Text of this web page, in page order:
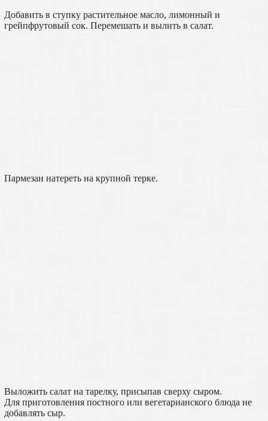
Добавить в ступку растительное масло, лимонный и
грейпфрутовый сок. Перемешать и вылить в салат.
Пармезан натереть на крупной терке.
Выложить салат на тарелку, присыпав сверху сыром.
Для приготовления постного или вегетарианского блюда не
добавлять сыр.